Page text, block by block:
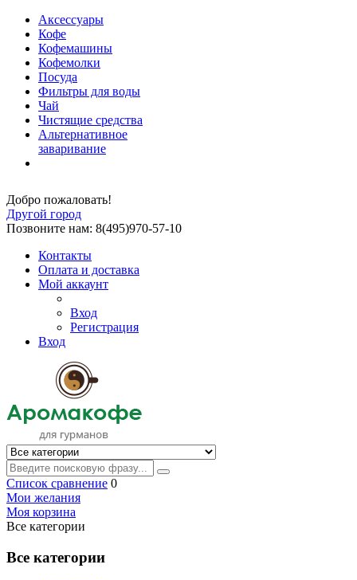
Аксессуары
Кофе
Кофемашины
Кофемолки
Посуда
Фильтры для воды
Чай
Чистящие средства
Альтернативное
заваривание
Добро пожаловать!
Другой город
Позвоните нам: 8(495)970-57-10
Контакты
Оплата и доставка
Мой аккаунт
Вход
Регистрация
Вход
Список сравнение 0
Мои желания
Моя корзина
Все категории
Все категории